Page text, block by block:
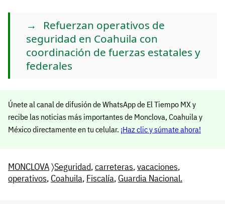
Refuerzan operativos de
seguridad en Coahuila con
coordinación de fuerzas estatales y
federales
Únete al canal de difusión de WhatsApp de El Tiempo MX y
recibe las noticias más importantes de Monclova, Coahuila y
México directamente en tu celular. ¡Haz clic y súmate ahora!
MONCLOVA〉Seguridad,carreteras,vacaciones,
operativos, Coahuila, Fiscalía, Guardia Nacional.